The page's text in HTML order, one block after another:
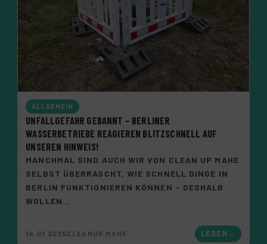
ALLGEMEIN
UNFALLGEFAHR GEBANNT – BERLINER
WASSERBETRIEBE REAGIEREN BLITZSCHNELL AUF
UNSEREN HINWEIS!
MANCHMAL SIND AUCH WIR VON CLEAN UP MAHE
SELBST ÜBERRASCHT, WIE SCHNELL DINGE IN
BERLIN FUNKTIONIEREN KÖNNEN – DESHALB
WOLLEN…
14.07.2025 CLEANUP MAHE LESEN